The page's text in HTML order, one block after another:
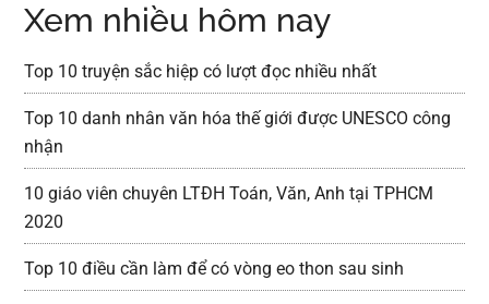
Xem nhiều hôm nay
Top 10 truyện sắc hiệp có lượt đọc nhiều nhất
Top 10 danh nhân văn hóa thế giới được UNESCO công
nhận
10 giáo viên chuyên LTĐH Toán, Văn, Anh tại TPHCM
2020
Top 10 điều cần làm để có vòng eo thon sau sinh